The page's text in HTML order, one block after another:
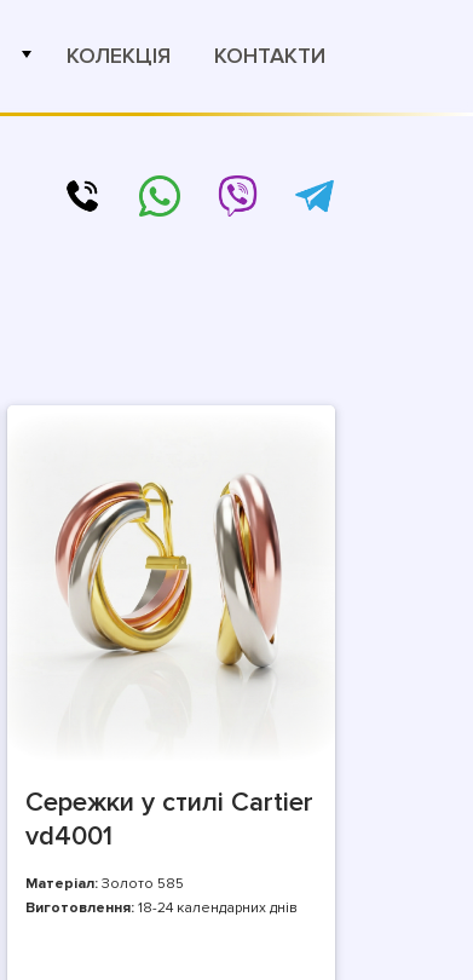
КОЛЕКЦІЯ КОНТАКТИ
Сережки у стилі Cartier
vd4001
Матеріал:Золото 585
Виготовлення:18-24 календарних днів